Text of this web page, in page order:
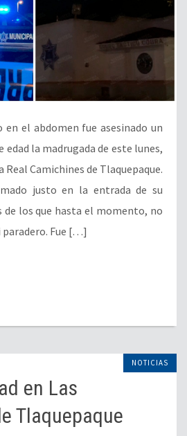
en el abdomen fue asesinado un
edad la madrugada de este lunes,
Real Camichines de Tlaquepaque.
justo en la entrada de su
los que hasta el momento, no
Fue […]
NOTICIAS
en Las
Tlaquepaque